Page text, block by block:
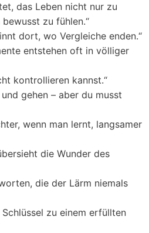
das Leben nicht nur zu
zu fühlen.“
dort, wo Vergleiche enden.“
entstehen oft in völliger
kontrollieren kannst.“
gehen – aber du musst
wenn man lernt, langsamer
die Wunder des
die der Lärm niemals
zu einem erfüllten